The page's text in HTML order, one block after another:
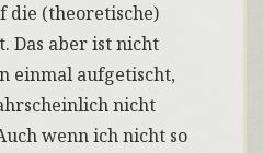
die (theoretische)
Das aber ist nicht
einmal aufgetischt,
nicht
wenn ich nicht so